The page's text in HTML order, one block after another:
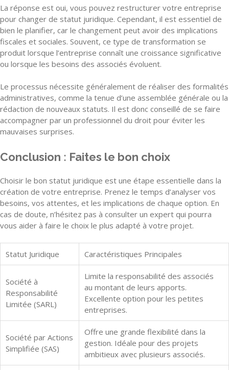
La réponse est oui, vous pouvez restructurer votre entreprise
pour changer de statut juridique. Cependant, il est essentiel de
bien le planifier, car le changement peut avoir des implications
fiscales et sociales. Souvent, ce type de transformation se
produit lorsque l’entreprise connaît une croissance significative
ou lorsque les besoins des associés évoluent.
Le processus nécessite généralement de réaliser des formalités
administratives, comme la tenue d’une assemblée générale ou la
rédaction de nouveaux statuts. Il est donc conseillé de se faire
accompagner par un professionnel du droit pour éviter les
mauvaises surprises.
Conclusion : Faites le bon choix
Choisir le bon statut juridique est une étape essentielle dans la
création de votre entreprise. Prenez le temps d’analyser vos
besoins, vos attentes, et les implications de chaque option. En
cas de doute, n’hésitez pas à consulter un expert qui pourra
vous aider à faire le choix le plus adapté à votre projet.
Statut Juridique Caractéristiques Principales
Société à
Responsabilité
Limitée (SARL)
Limite la responsabilité des associés
au montant de leurs apports.
Excellente option pour les petites
entreprises.
Société par Actions
Simplifiée (SAS)
Offre une grande flexibilité dans la
gestion. Idéale pour des projets
ambitieux avec plusieurs associés.